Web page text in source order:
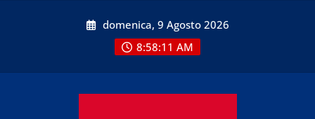
domenica, 9 Agosto 2026
8:58:13 AM